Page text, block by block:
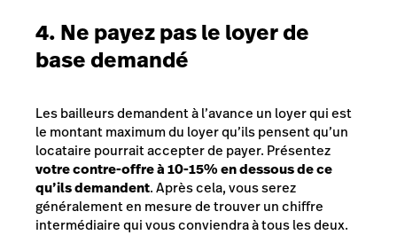
4. Ne payez pas le loyer de
base demandé
Les bailleurs demandent à l’avance un loyer qui est
le montant maximum du loyer qu’ils pensent qu’un
locataire pourrait accepter de payer. Présentez
votre contre-offre à 10-15% en dessous de ce
qu’ils demandent. Après cela, vous serez
généralement en mesure de trouver un chiffre
intermédiaire qui vous conviendra à tous les deux.